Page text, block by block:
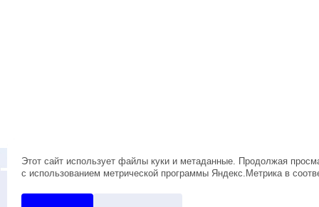
О КОМПАНИИ НОВОСТИ НАШИ РЕКВИЗИТЫ И АДРЕС
АКТУАЛЬНЫЕ ОСТАТКИ
Этот сайт использует файлы куки и метаданные. Продолжая
с использованием метрической программы Яндекс.Метрика в